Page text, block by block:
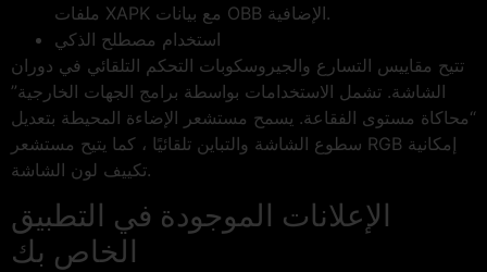
ملفات XAPK مع بيانات OBB الإضافية.
استخدام مصطلح الذكي
تتيح مقاييس التسارع والجيروسكوبات التحكم التلقائي في دوران
الشاشة. تشمل الاستخدامات بواسطة برامج الجهات الخارجية”
“محاكاة مستوى الفقاعة. يسمح مستشعر الإضاءة المحيطة بتعديل
سطوع الشاشة والتباين تلقائيًا ، كما يتيح مستشعر RGB إمكانية
تكييف لون الشاشة.
الإعلانات الموجودة في التطبيق
الخاص بك